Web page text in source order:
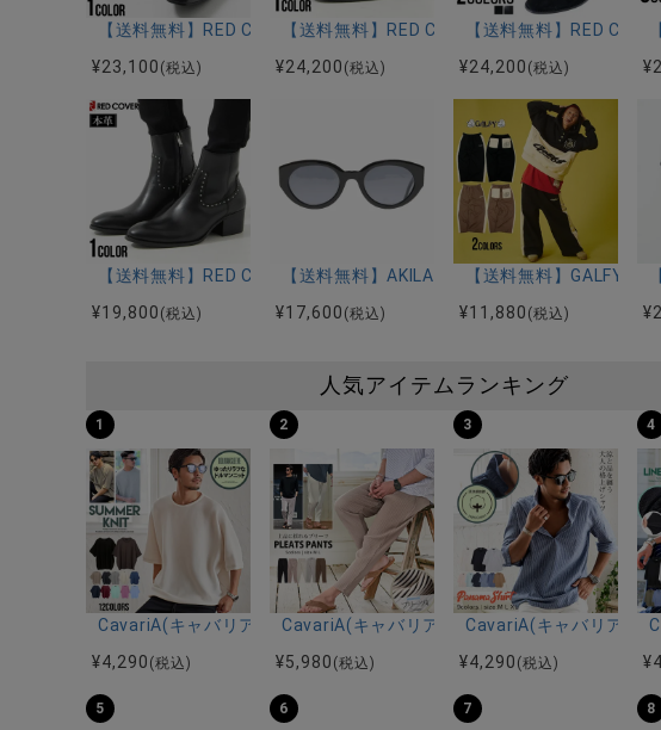
【送料無料】RED COVER(レッドカバー)本革サイドジップヒールブー
¥23,100 (税込)
【送料無料】RED COVER(レッドカバー)リン
¥24,200 (税込)
【送料無料】RED
¥24,200 (税込)
¥
【送料無料】RED COVER(レッドカバー)スタッズ付きハイヒールブー
¥19,800 (税込)
【送料無料】AKILA(アキラ)ABSTRACT/全1色
¥17,600 (税込)
【送料無料】GALFY(
¥11,880 (税込)
¥
人気アイテムランキング
1
CavariA(キャバリア)12Gミラノリブクルーネックドルマンハーフスリ
¥4,290 (税込)
2
CavariA(キャバリア)プリーツ加工イージーロ
¥5,980 (税込)
3
CavariA(キャバリア)パ
¥4,290 (税込)
4
¥
5 6 7 8